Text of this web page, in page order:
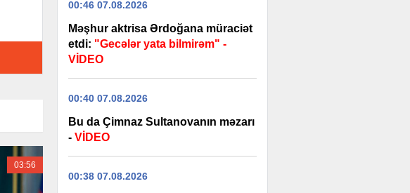
03:56
00:46 07.08.2026
Məşhur aktrisa Ərdoğana müraciət
etdi: "Gecələr yata bilmirəm" -
VİDEO
00:40 07.08.2026
Bu da Çimnaz Sultanovanın məzarı
- VİDEO
00:38 07.08.2026